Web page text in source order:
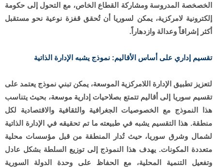
الخصخصة المدروسة ومشاركة القطاع الخاص، مع التحول إلى حكومة
إلكترونية لامركزية، يمكن لسوريا أن تُحقق قفزة نوعية نحو مستقبل
أكثر إشراقاً وعدالة وازدهاراً.
تقسيم إداري على أساس الأقاليم: نموذج يشبه الإدارة الذاتية
لتعزيز تطبيق الإدارة اللامركزية الموسعة، يمكن تبني نموذج يعتمد على
تقسيم سوريا إلى أقاليم تتمتع بصلاحيات إدارية موسعة، بحيث يتناسب
هذا النموذج مع الخصوصيات الجغرافية والثقافية والاقتصادية لكل
منطقة. هذا التقسيم يشبه في طبيعته ما تم تحقيقه في الإدارة الذاتية
لشمال وشرق سوريا، حيث تُدار المنطقة من قبل مؤسسات محلية
متعددة المكونات. يهدف هذا النموذج إلى توزيع السلطة بشكل عادل
وتفعيل التنمية المحلية، مع الحفاظ على وحدة الدولة السورية